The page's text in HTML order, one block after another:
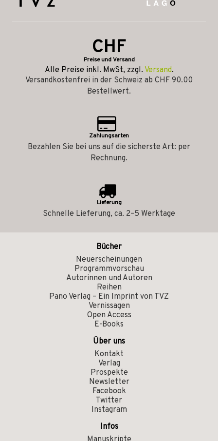
CHF
Preise und Versand
Alle Preise inkl. MwSt, zzgl. Versand.
Versandkostenfrei in der Schweiz ab CHF 90.00
Bestellwert.
Zahlungsarten
Bezahlen Sie bei uns auf die sicherste Art: per
Rechnung.
Lieferung
Schnelle Lieferung, ca. 2–5 Werktage
Bücher
Neuerscheinungen
Programmvorschau
Autorinnen und Autoren
Reihen
Pano Verlag – Ein Imprint von TVZ
Vernissagen
Open Access
E-Books
Über uns
Kontakt
Verlag
Prospekte
Newsletter
Facebook
Twitter
Instagram
Infos